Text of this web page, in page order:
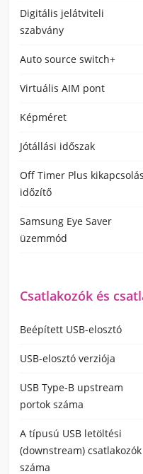
Digitális jelátviteli
szabvány
Auto source switch+
Virtuális AIM pont
Képméret
Jótállási időszak
Off Timer Plus
időzítő
Samsung Eye Saver
üzemmód
Csatlakozók és
Beépített USB-elosztó
USB-elosztó verziója
USB Type-B upstream
portok száma
A típusú USB letöltési
(downstream) csatlakozók
száma